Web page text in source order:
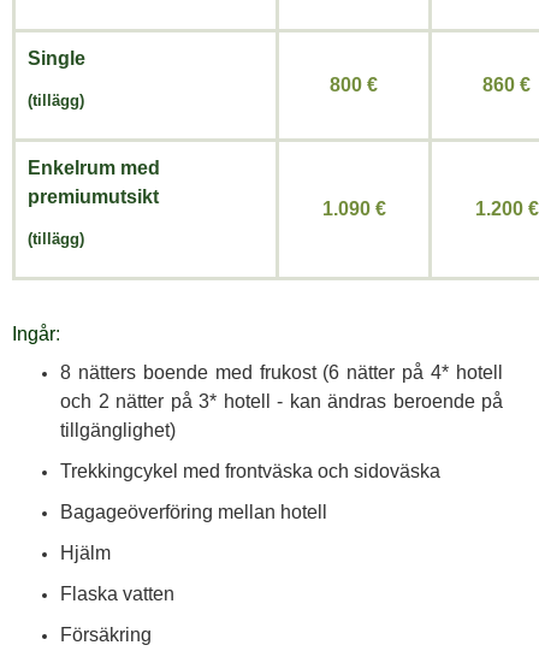
Single
(tillägg)
800 € 860 €
Enkelrum med
premiumutsikt
(tillägg)
1.090 € 1.200 €
Ingår:
8 nätters boende med frukost (6 nätter på 4* hotell
och 2 nätter på 3* hotell - kan ändras beroende på
tillgänglighet)
Trekkingcykel med frontväska och sidoväska
Bagageöverföring mellan hotell
Hjälm
Flaska vatten
Försäkring